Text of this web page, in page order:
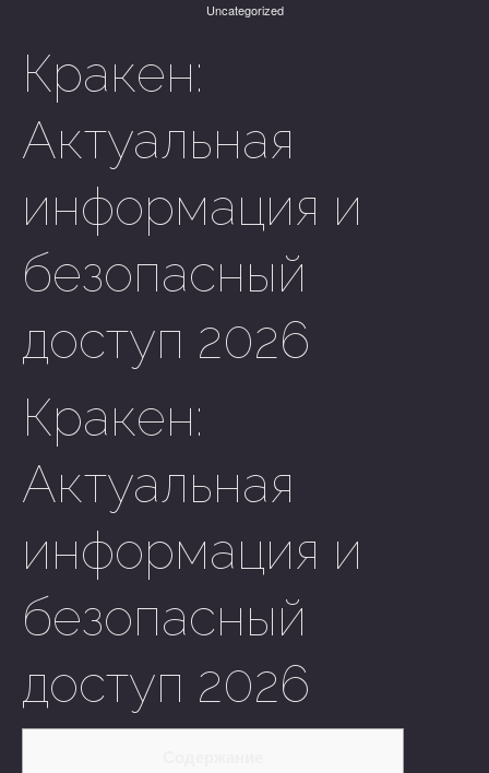
Uncategorized
Кракен:
Актуальная
информация и
безопасный
доступ 2026
Кракен:
Актуальная
информация и
безопасный
доступ 2026